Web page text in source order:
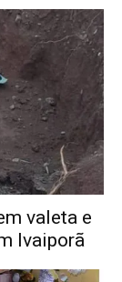
valeta e
Ivaiporã